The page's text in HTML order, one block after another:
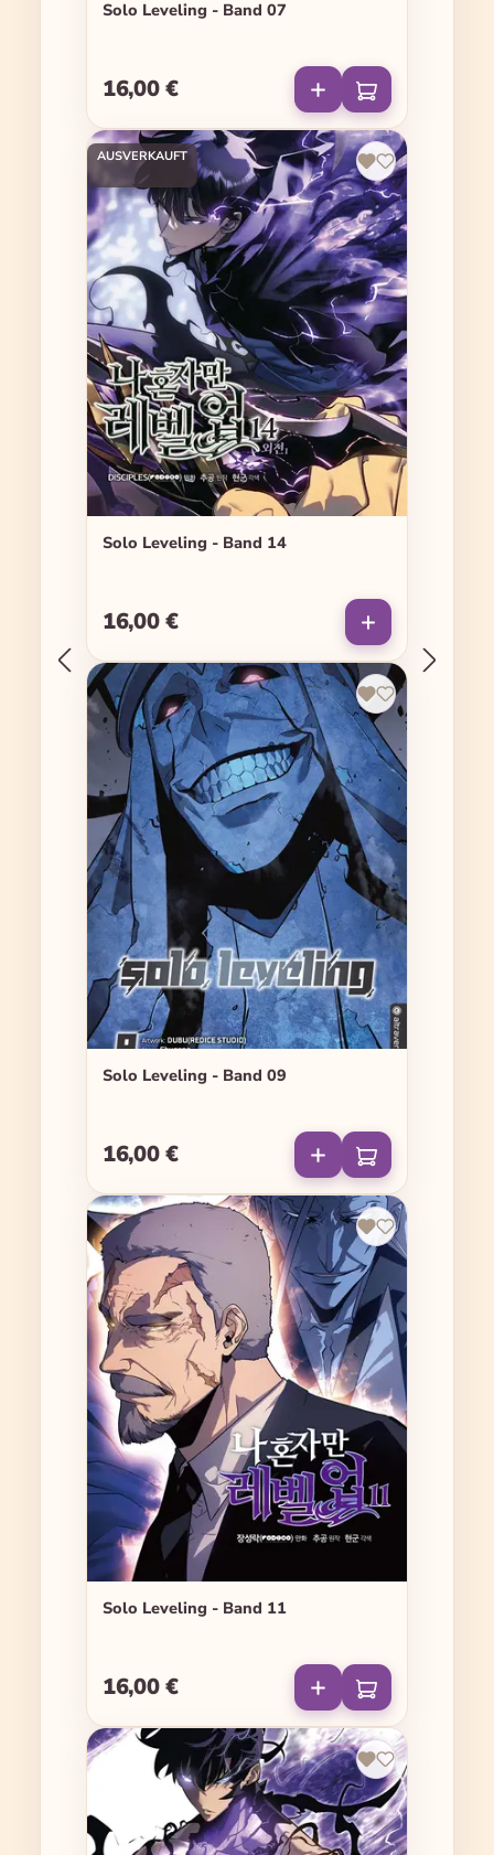
Solo Leveling - Band 07
Regulärer Preis:
16,00 €
AUSVERKAUFT
Solo Leveling - Band 14
Regulärer Preis:
16,00 €
Solo Leveling - Band 09
Regulärer Preis:
16,00 €
Solo Leveling - Band 11
Regulärer Preis:
16,00 €